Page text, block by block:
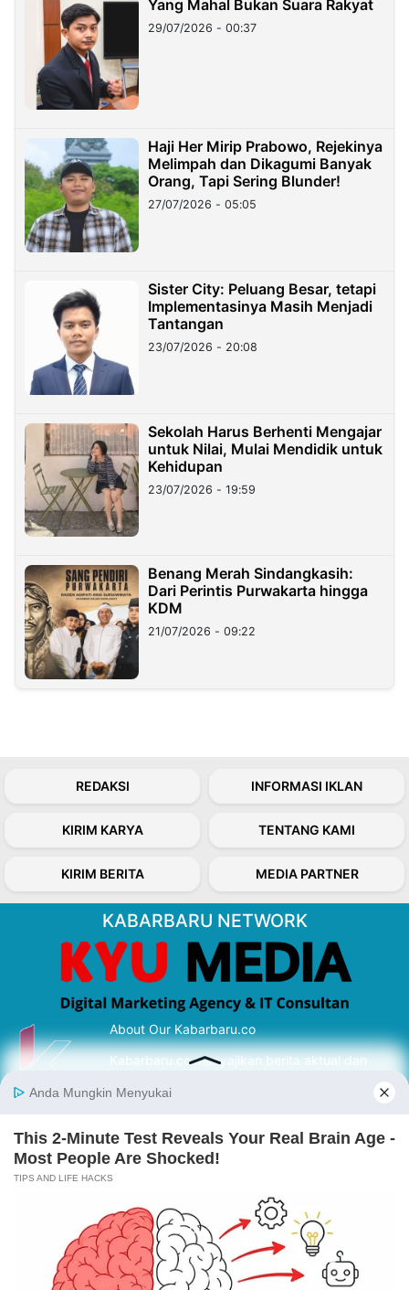
Yang Mahal Bukan Suara Rakyat
29/07/2026 - 00:37
Haji Her Mirip Prabowo, Rejekinya
Melimpah dan Dikagumi Banyak
Orang, Tapi Sering Blunder!
27/07/2026 - 05:05
Sister City: Peluang Besar, tetapi
Implementasinya Masih Menjadi
Tantangan
23/07/2026 - 20:08
Sekolah Harus Berhenti Mengajar
untuk Nilai, Mulai Mendidik untuk
Kehidupan
23/07/2026 - 19:59
Benang Merah Sindangkasih:
Dari Perintis Purwakarta hingga
KDM
21/07/2026 - 09:22
REDAKSI INFORMASI IKLAN
KIRIM KARYA TENTANG KAMI
KIRIM BERITA MEDIA PARTNER
KABARBARU NETWORK
About Our Kabarbaru.co
Kabarbaru.co menyajikan berita aktual dan
serta terverifikasi dari sumber yang tepat.
Follow Kabarbaru